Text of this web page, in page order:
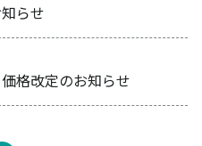
らせ
格改定のお知らせ